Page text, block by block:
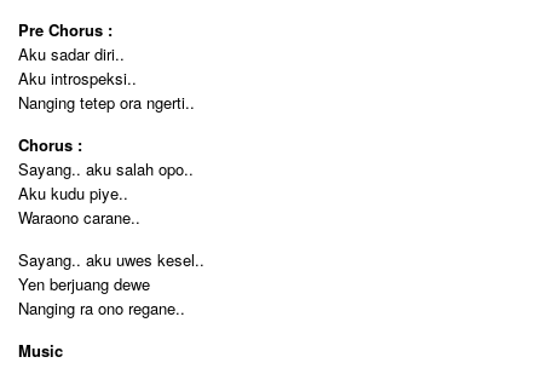
Pre Chorus :
Aku sadar diri..
Aku introspeksi..
Nanging tetep ora ngerti..
Chorus :
Sayang.. aku salah opo..
Aku kudu piye..
Waraono carane..
Sayang.. aku uwes kesel..
Yen berjuang dewe
Nanging ra ono regane..
Music